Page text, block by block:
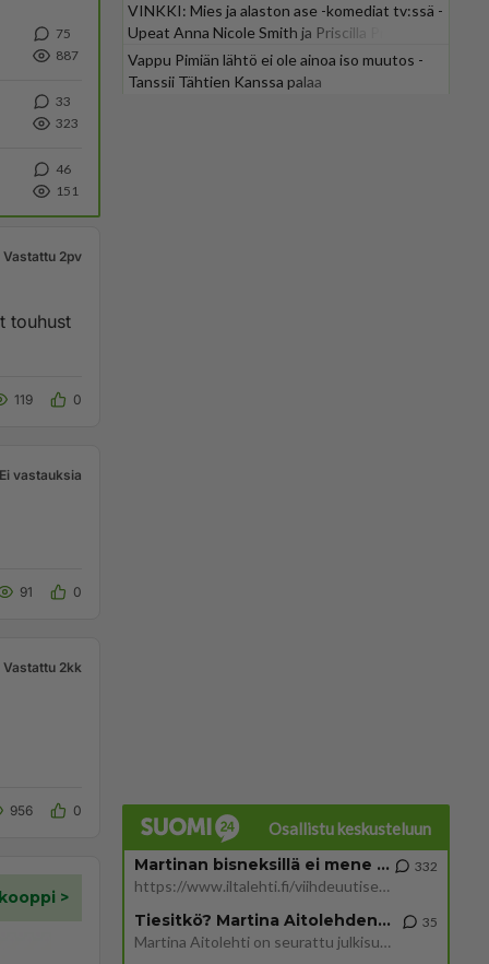
75
887
33
323
46
151
Vastattu 2pv
touhust
119 0
Ei vastauksia
91 0
Vastattu 2kk
956 0
VINKKI: Mies ja alaston ase -komediat tv:ssä -
Upeat Anna Nicole Smith ja Priscilla Presley
mukana
Vappu Pimiän lähtö ei ole ainoa iso muutos -
Tanssii Tähtien Kanssa palaa
Osallistu keskusteluun
Martinan bisneksillä ei mene hyvin
https://www.iltalehti.fi/viihdeuutiset/a/c46da6ab-340f-4790-aaa7-0865eed2336 Yrityksen konkurssihakemus on tullut kärä
332
Tiesitkö? Martina Aitolehden isäpuoli on tämä suosittu laulaja
Martina Aitolehti on seurattu julkisuuden henkilö. Lähipiiriin mahtuu muitakin tunnettuja henkilöitä. Tiesitkö, että Ma
35